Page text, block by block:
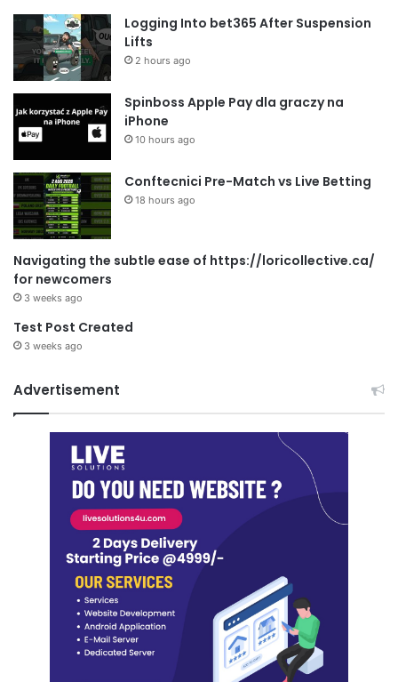
Logging Into bet365 After Suspension
Lifts
2 hours ago
Spinboss Apple Pay dla graczy na
iPhone
10 hours ago
Conftecnici Pre-Match vs Live Betting
18 hours ago
Navigating the subtle ease of https://loricollective.ca/
for newcomers
3 weeks ago
Test Post Created
3 weeks ago
Advertisement